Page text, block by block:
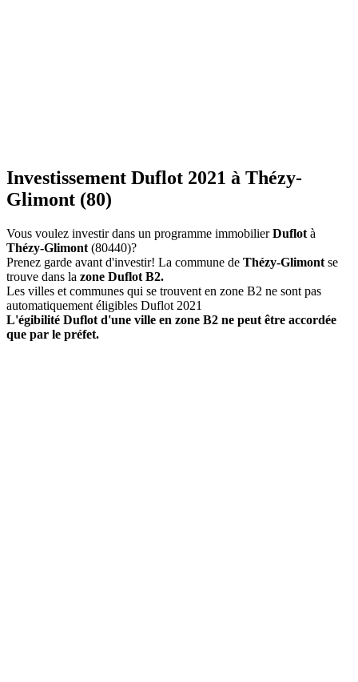
Investissement Duflot 2021 à Thézy-
Glimont (80)
Vous voulez investir dans un programme immobilierDuflot à
Thézy-Glimont (80440)?
Prenez garde avant d'investir! La commune de Thézy-Glimont se
trouve dans la zone Duflot B2.
Les villes et communes qui se trouvent en zone B2 ne sont pas
automatiquement éligibles Duflot 2021
L'égibilité Duflot d'une ville en zone B2 ne peut être accordée
que par le préfet.